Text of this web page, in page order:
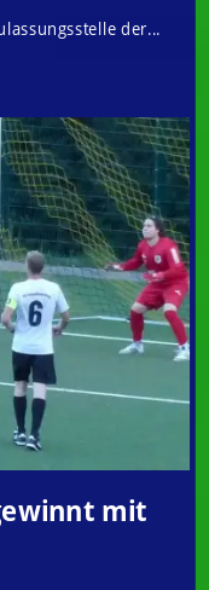
der...
mit